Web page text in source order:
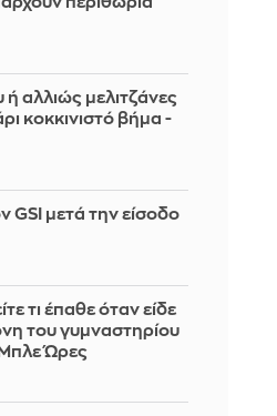
αλλιώς μελιτζάνες
κοκκινιστό βήμα -
GSI μετά την είσοδο
τι έπαθε όταν είδε
του γυμναστηρίου
Μπλε Ώρες